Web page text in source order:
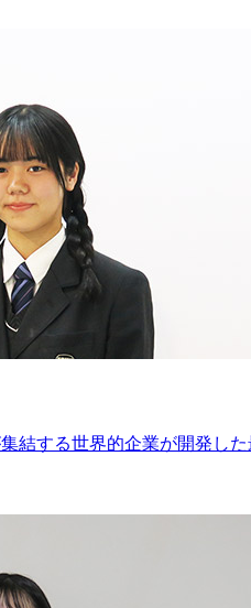
結する世界的企業が開発